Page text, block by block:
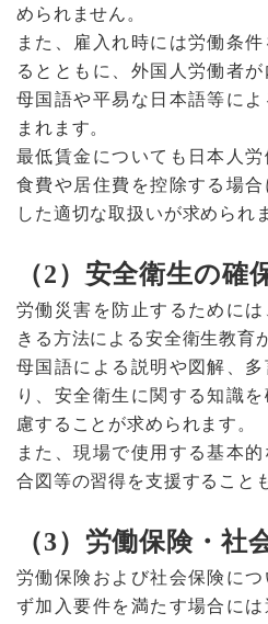
められません。
また、雇入れ時には労働条
るとともに、外国人労働者が
母国語や平易な日本語等に
まれます。
最低賃金についても日本人労
食費や居住費を控除する場
した適切な取扱いが求められ
（2）安全衛生の確
労働災害を防止するために
きる方法による安全衛生教育
母国語による説明や図解、
り、安全衛生に関する知識
慮することが求められます。
また、現場で使用する基本
合図等の習得を支援すること
（3）労働保険・社
労働保険および社会保険に
ず加入要件を満たす場合に